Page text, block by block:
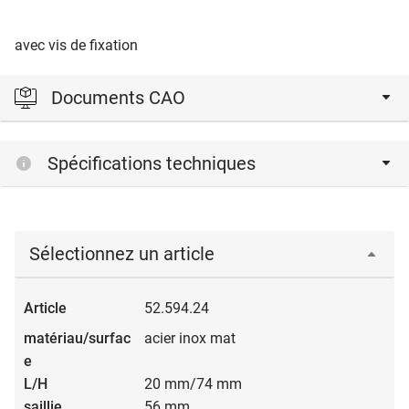
avec vis de fixation
Documents CAO
Veuillez vous connecter pour afficher et télécharger les
fichiers CAD.
Spécifications techniques
Sélectionnez un article
52.594.24
acier inox mat
20 mm/74 mm